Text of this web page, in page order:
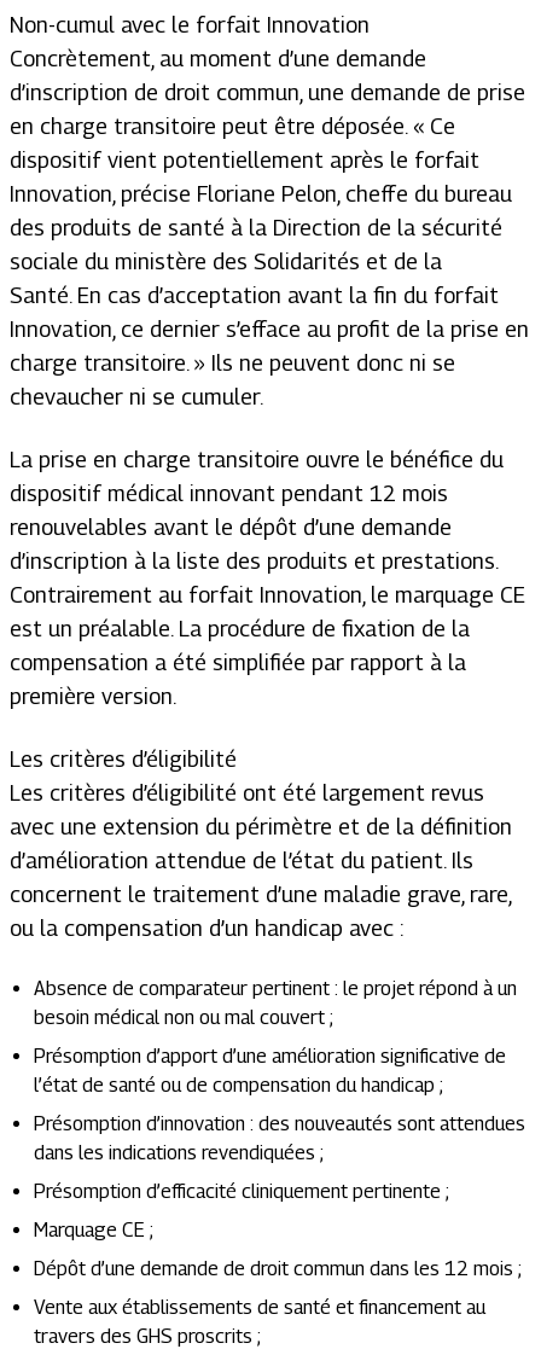
Non-cumul avec le forfait Innovation
Concrètement, au moment d’une demande
d’inscription de droit commun, une demande de prise
en charge transitoire peut être déposée. « Ce
dispositif vient potentiellement après le forfait
Innovation, précise Floriane Pelon, cheffe du bureau
des produits de santé à la Direction de la sécurité
sociale du ministère des Solidarités et de la
Santé. En cas d’acceptation avant la fin du forfait
Innovation, ce dernier s’efface au profit de la prise en
charge transitoire. » Ils ne peuvent donc ni se
chevaucher ni se cumuler.
La prise en charge transitoire ouvre le bénéfice du
dispositif médical innovant pendant 12 mois
renouvelables avant le dépôt d’une demande
d’inscription à la liste des produits et prestations.
Contrairement au forfait Innovation, le marquage CE
est un préalable. La procédure de fixation de la
compensation a été simplifiée par rapport à la
première version.
Les critères d’éligibilité
Les critères d’éligibilité ont été largement revus
avec une extension du périmètre et de la définition
d’amélioration attendue de l’état du patient. Ils
concernent le traitement d’une maladie grave, rare,
ou la compensation d’un handicap avec :
Absence de comparateur pertinent : le projet répond à un
besoin médical non ou mal couvert ;
Présomption d’apport d’une amélioration significative de
l’état de santé ou de compensation du handicap ;
Présomption d’innovation : des nouveautés sont attendues
dans les indications revendiquées ;
Présomption d’efficacité cliniquement pertinente ;
Marquage CE ;
Dépôt d’une demande de droit commun dans les 12 mois ;
Vente aux établissements de santé et financement au
travers des GHS proscrits ;